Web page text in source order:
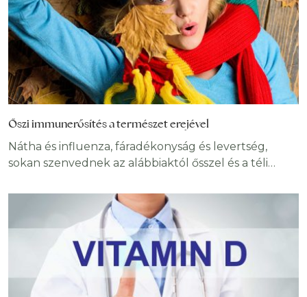
Őszi immunerősítés a természet erejével
Nátha és influenza, fáradékonyság és levertség,
sokan szenvednek az alábbiaktól ősszel és a téli
lennének! Kimondottan erre való az őszi
immunerősítés, ami maga mögé utasítja a szezonális
betegségeket, és a negatív hangulatot. Noha
megannyi szépséget tartogat, az ősz hírhedten a
megfázás és az influenza szezonja. Ahogy a nappalok
rövidülnek, hajlamosak